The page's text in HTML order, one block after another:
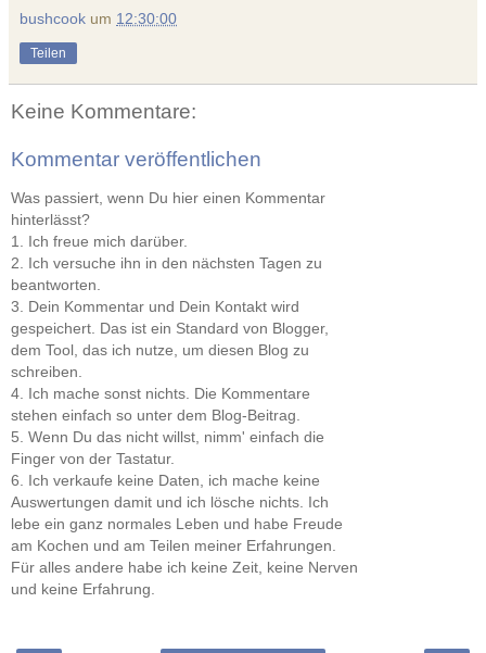
bushcook um 12:30:00
Teilen
Keine Kommentare:
Kommentar veröffentlichen
Was passiert, wenn Du hier einen Kommentar
hinterlässt?
1. Ich freue mich darüber.
2. Ich versuche ihn in den nächsten Tagen zu
beantworten.
3. Dein Kommentar und Dein Kontakt wird
gespeichert. Das ist ein Standard von Blogger,
dem Tool, das ich nutze, um diesen Blog zu
schreiben.
4. Ich mache sonst nichts. Die Kommentare
stehen einfach so unter dem Blog-Beitrag.
5. Wenn Du das nicht willst, nimm' einfach die
Finger von der Tastatur.
6. Ich verkaufe keine Daten, ich mache keine
Auswertungen damit und ich lösche nichts. Ich
lebe ein ganz normales Leben und habe Freude
am Kochen und am Teilen meiner Erfahrungen.
Für alles andere habe ich keine Zeit, keine Nerven
und keine Erfahrung.